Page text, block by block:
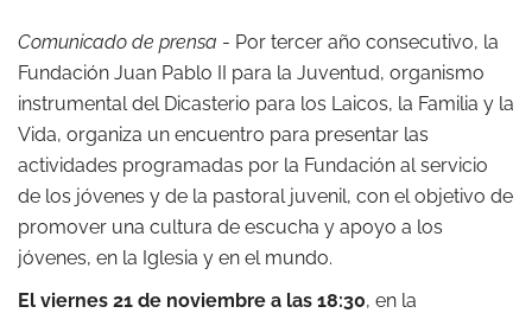
Comunicado de prensa - Por tercer año consecutivo, la
Fundación Juan Pablo II para la Juventud, organismo
instrumental del Dicasterio para los Laicos, la Familia y la
Vida, organiza un encuentro para presentar las
actividades programadas por la Fundación al servicio
de los jóvenes y de la pastoral juvenil, con el objetivo de
promover una cultura de escucha y apoyo a los
jóvenes, en la Iglesia y en el mundo.
El viernes 21 de noviembre a las 18:30, en la